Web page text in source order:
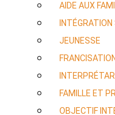
AIDE AUX
JEUNESSE
FRANCISATION
FAMILLE ET
OBJECTIF